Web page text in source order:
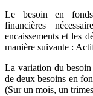
Le besoin en fonds
financières
encaissements et les
manière suivante :
La variation du
de deux besoins en
(Sur un mois, un